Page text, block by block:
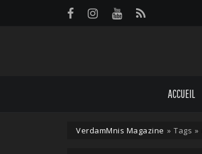
ACCUEIL
VerdamMnis Magazine » Tags »
Panneau de gestion des cookies